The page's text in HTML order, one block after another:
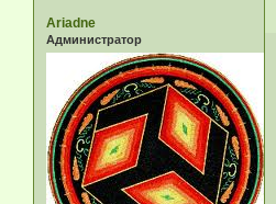
Ariadne
Администратор